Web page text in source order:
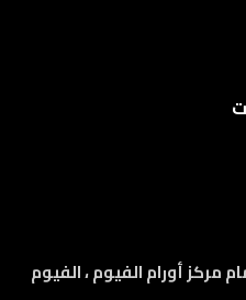
أورام الفيوم ، الفيوم